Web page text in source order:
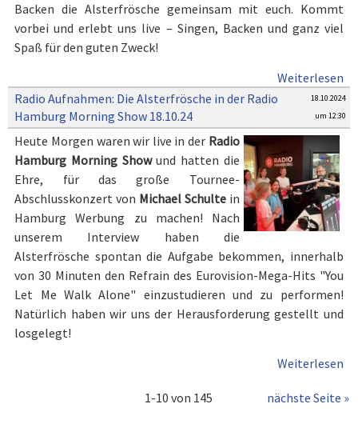
Backen die Alsterfrösche gemeinsam mit euch. Kommt
vorbei und erlebt uns live – Singen, Backen und ganz viel
Spaß für den guten Zweck!
Weiterlesen
Radio Aufnahmen: Die Alsterfrösche in der Radio
Hamburg Morning Show 18.10.24
18.10.2024
um 12:30
Heute Morgen waren wir live in der Radio
Hamburg Morning Showund hatten die
Ehre, für das große Tournee-
Abschlusskonzert von Michael Schultein
Hamburg Werbung zu machen! Nach
unserem Interview haben die
Alsterfrösche spontan die Aufgabe bekommen, innerhalb
von 30 Minuten den Refrain des Eurovision-Mega-Hits "You
Let Me Walk Alone" einzustudieren und zu performen!
Natürlich haben wir uns der Herausforderung gestellt und
losgelegt!
Weiterlesen
1-10 von 145 nächste Seite »